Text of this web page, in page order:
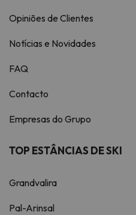
Opiniões de Clientes
Notícias e Novidades
FAQ
Contacto
Empresas do Grupo
TOP ESTÂNCIAS DE SKI
Grandvalira
Pal-Arinsal